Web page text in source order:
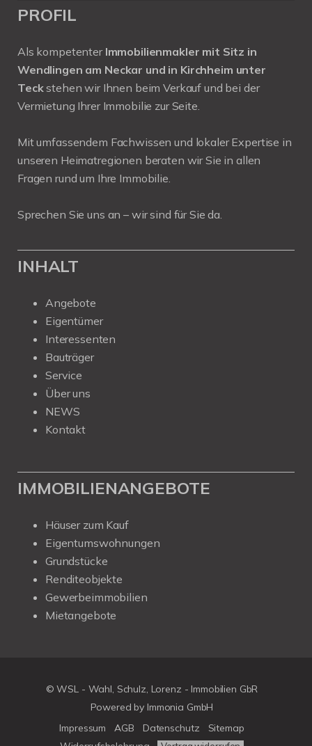
PROFIL
Als kompetenter Immobilienmakler mit Sitz in
Wendlingen am Neckar und in Kirchheim unter
Teckstehen wir Ihnen beim Verkauf und bei der
Vermietung Ihrer Immobilie zur Seite.
Mit umfassendem Fachwissen und lokaler Expertise in
unseren Heimatregionen beraten wir Sie in allen
Fragen rund um Ihre Immobilie.
Sprechen Sie uns an – wir sind für Sie da.
INHALT
Angebote
Eigentümer
Interessenten
Bauträger
Service
Über uns
NEWS
Kontakt
IMMOBILIENANGEBOTE
Häuser zum Kauf
Eigentumswohnungen
Grundstücke
Renditeobjekte
Gewerbeimmobilien
Mietangebote
© WSL - Wahl, Schulz, Lorenz - Immobilien GbR
Powered by Immonia GmbH
Impressum
AGB Datenschutz
Sitemap